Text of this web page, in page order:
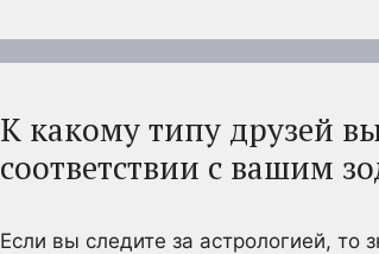
К какому типу друзей
соответствии с вашим
Если вы следите за астрологией, то